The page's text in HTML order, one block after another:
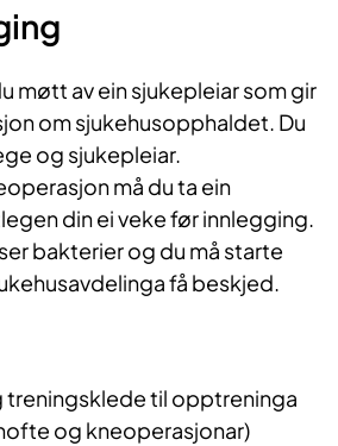
møtt av ein sjukepleiar som gir
om sjukehusopphaldet. Du
og sjukepleiar.
må du ta ein
din ei veke før innlegging.
bakterier og du må starte
få beskjed.
treningsklede til opptreninga
og kneoperasjonar)